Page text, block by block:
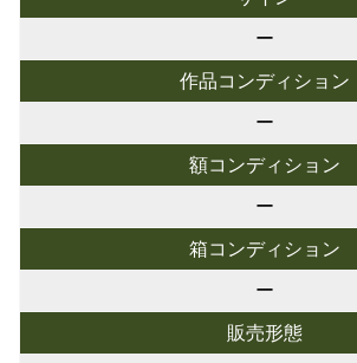
ー
作品コンディション
ー
額コンディション
ー
箱コンディション
ー
販売形態